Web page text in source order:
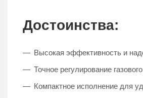
Достоинства:
Высокая эффективность и
Точное регулирование
Компактное исполнение для